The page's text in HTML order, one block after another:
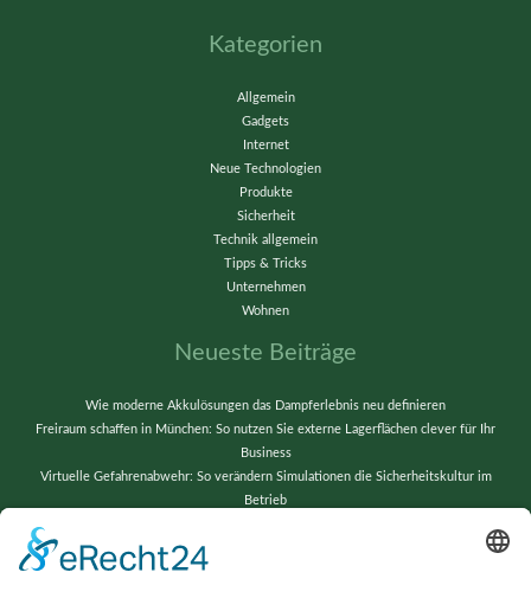
Kategorien
Allgemein
Gadgets
Internet
Neue Technologien
Produkte
Sicherheit
Technik allgemein
Tipps & Tricks
Unternehmen
Wohnen
Neueste Beiträge
Wie moderne Akkulösungen das Dampferlebnis neu definieren
Freiraum schaffen in München: So nutzen Sie externe Lagerflächen clever für Ihr
Business
Virtuelle Gefahrenabwehr: So verändern Simulationen die Sicherheitskultur im
Betrieb
Wenn alte Bänder neu erstrahlen: Techniktricks für gestochen scharfe Videos und